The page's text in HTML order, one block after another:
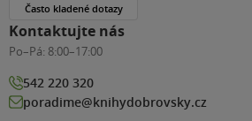
Často kladené dotazy
Kontaktujte nás
Po–Pá: 8:00–17:00
542 220 320
poradime@knihydobrovsky.cz